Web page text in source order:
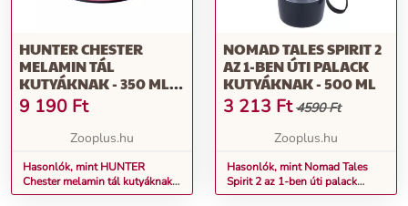
HUNTER CHESTER
MELAMIN TÁL
KUTYÁKNAK - 350 ML,
Ø 17,5 CM
9 190 Ft
Zooplus.hu
Hasonlók, mint HUNTER
Chester melamin tál kutyáknak -
350 ml, Ø 17,5 cm
NOMAD TALES SPIRIT 2
AZ 1-BEN ÚTI PALACK
KUTYÁKNAK - 500 ML
3 213 Ft 4590 Ft
Zooplus.hu
Hasonlók, mint Nomad Tales
Spirit 2 az 1-ben úti palack
kutyáknak - 500 ml